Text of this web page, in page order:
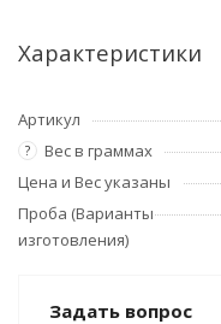
Характеристики
Артикул
? Вес в граммах
Цена и Вес указаны
Проба (Варианты
изготовления)
Задать вопрос